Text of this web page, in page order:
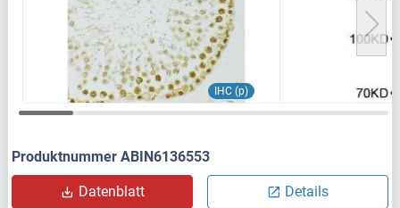
IHC (p)
Produktnummer ABIN6136553
Datenblatt Details